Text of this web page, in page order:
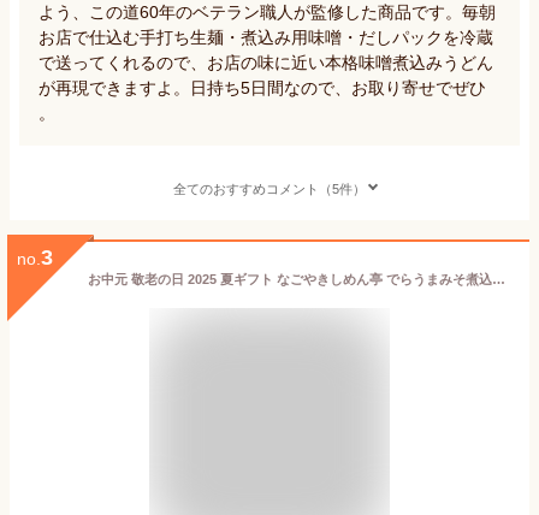
よう、この道60年のベテラン職人が監修した商品です。毎朝
お店で仕込む手打ち生麺・煮込み用味噌・だしパックを冷蔵
で送ってくれるので、お店の味に近い本格味噌煮込みうどん
が再現できますよ。日持ち5日間なので、お取り寄せでぜひ
。
全てのおすすめコメント（5件）
no. 3
お中元 敬老の日 2025 夏ギフト なごやきしめん亭 でらうまみそ煮込うどん10食 NK004 うどん 麺 みそ煮込みうどん 味噌煮込みうどん 味噌煮込うどん 煮込みうどん 味噌 名古屋 名古屋土産 お土産 プレゼント お祝い お返し お礼 ギフト 送料無料 お供え 残暑見舞い